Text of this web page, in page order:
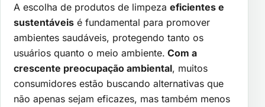
A escolha de produtos de limpeza eficientes e
sustentáveis é fundamental para promover
ambientes saudáveis, protegendo tanto os
usuários quanto o meio ambiente. Com a
crescente preocupação ambiental, muitos
consumidores estão buscando alternativas que
não apenas sejam eficazes, mas também menos